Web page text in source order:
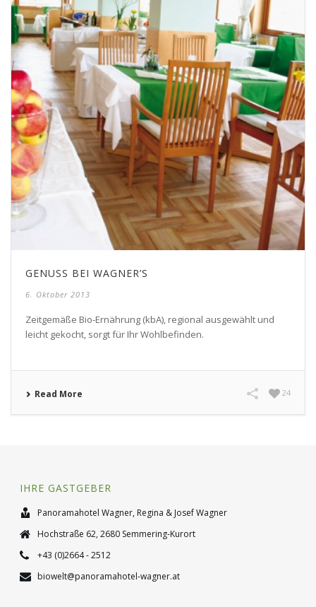
GENUSS BEI WAGNER’S
6. Oktober 2013
Zeitgemäße Bio-Ernährung (kbA), regional ausgewählt und
leicht gekocht, sorgt für Ihr Wohlbefinden.
Read More 24
IHRE GASTGEBER
Panoramahotel Wagner, Regina & Josef Wagner
Hochstraße 62, 2680 Semmering-Kurort
+43 (0)2664 - 2512
biowelt@panoramahotel-wagner.at